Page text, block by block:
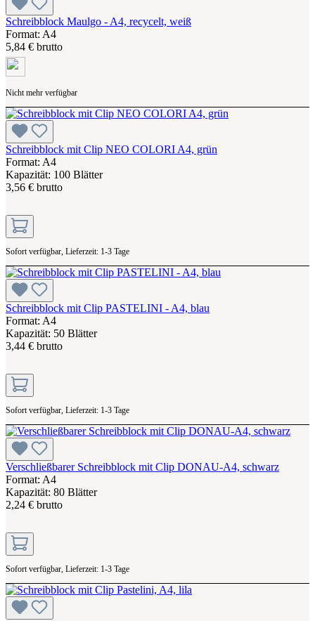
Schreibblock Maulgo - A4, recycelt, weiß
Format: A4
5,84 € brutto
Nicht mehr verfügbar
Schreibblock mit Clip NEO COLORI A4, grün
Format: A4
Kapazität: 100 Blätter
3,56 € brutto
Sofort verfügbar, Lieferzeit: 1-3 Tage
Schreibblock mit Clip PASTELINI - A4, blau
Format: A4
Kapazität: 50 Blätter
3,44 € brutto
Sofort verfügbar, Lieferzeit: 1-3 Tage
Verschließbarer Schreibblock mit Clip DONAU-A4, schwarz
Format: A4
Kapazität: 80 Blätter
2,24 € brutto
Sofort verfügbar, Lieferzeit: 1-3 Tage